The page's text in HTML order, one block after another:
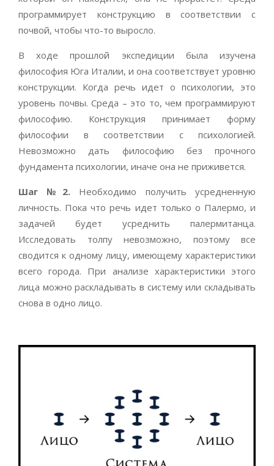
программирует конструкцию в соответствии с
почвой, чтобы что-то выросло.
В ходе прошлой экспедиции была изучена
философия Юга Италии, и она соответствует уровню
конструкции. Когда речь идет о психологии, это
уровень почвы. Среда – это то, чем программируют
философию. Конструкция принимает форму
философии в соответствии с психологией.
Невозможно дать философию без прочного
фундамента психологии, иначе она не приживется.
Шаг №2.Необходимо получить усредненную
личность. Пока что речь идет только о Палермо, и
задачей будет усреднить палермитанца.
Исследовать толпу невозможно, поэтому все
сводится к одному лицу, имеющему характеристики
всего города. При анализе характеристики этого
лица можно раскладывать в систему или складывать
снова в одно лицо.